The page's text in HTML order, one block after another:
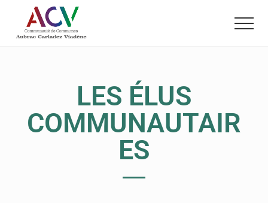
contenu
pied
LES ÉLUS
COMMUNAUTAIR
ES